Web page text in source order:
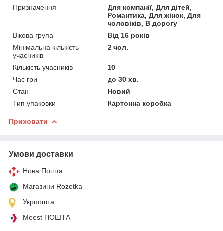
Призначення
Для компанії, Для дітей,
Романтика, Для жінок, Для
чоловіків, В дорогу
Вікова група
Від 16 років
Мінімальна кількість
учасників
2 чол.
Кількість учасників
10
Час гри
до 30 хв.
Стан
Новий
Тип упаковки
Картонна коробка
Приховати
Умови доставки
Нова Пошта
Магазини Rozetka
Укрпошта
Meest ПОШТА